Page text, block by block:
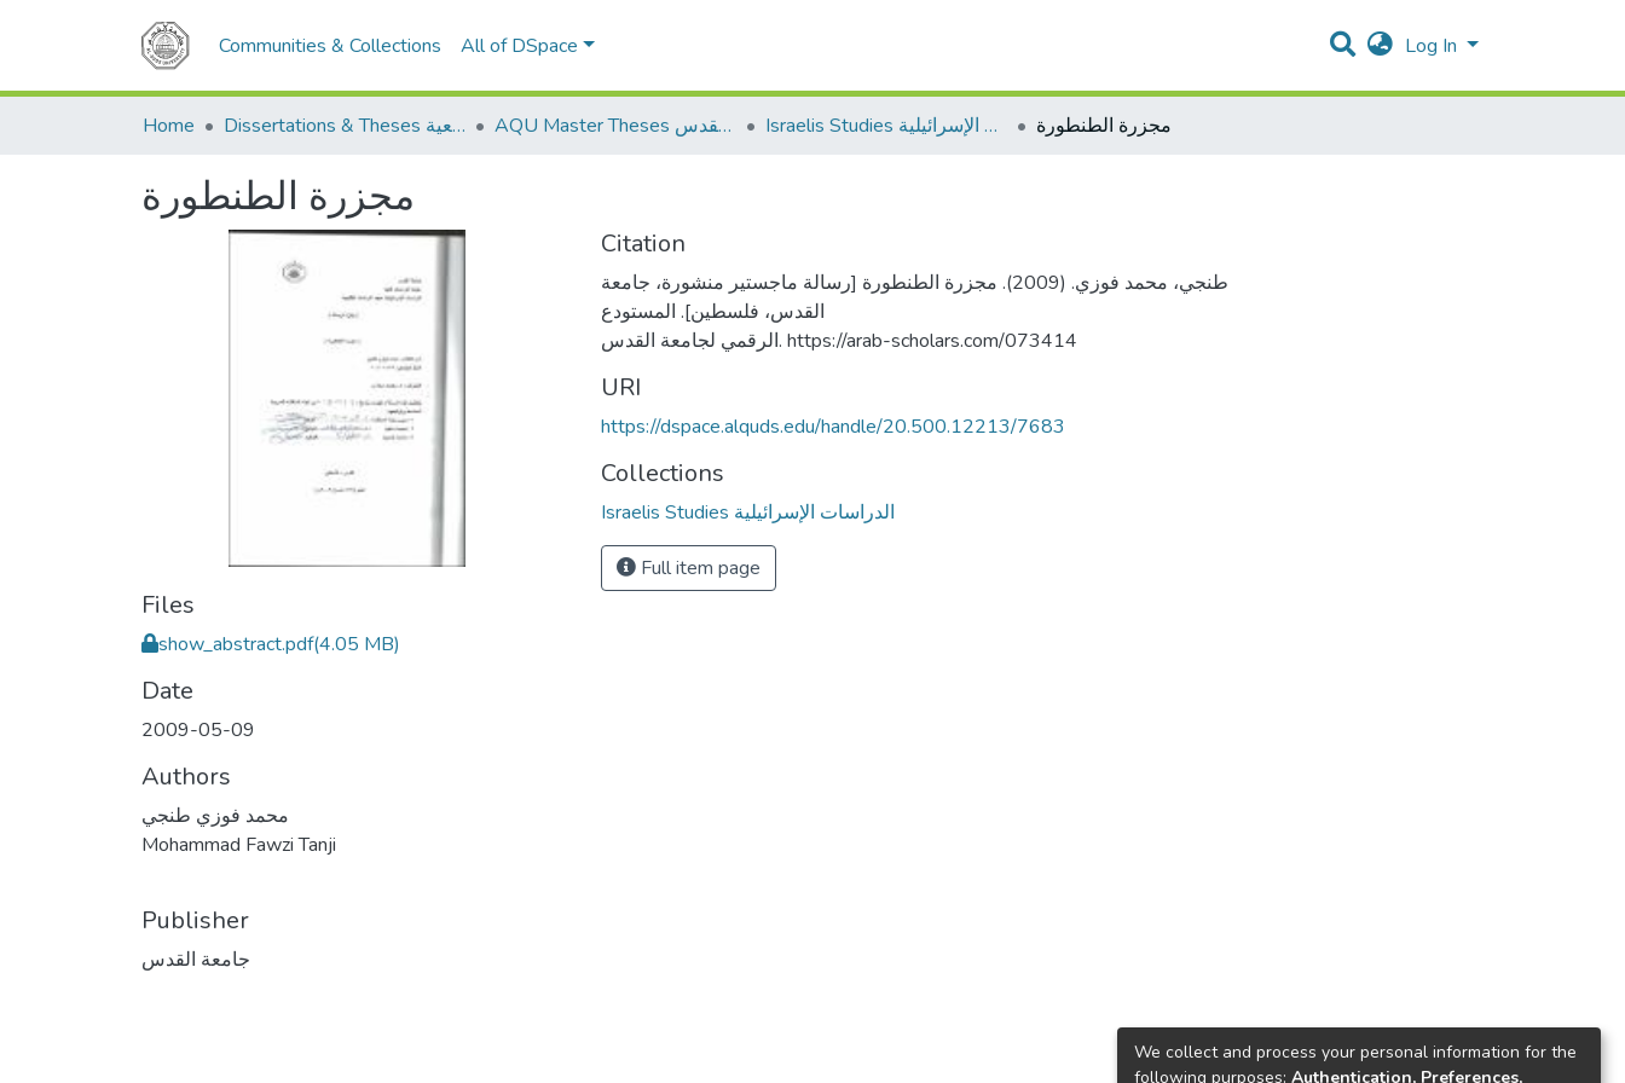
Communities & Collections All of DSpace Log In
Home Dissertations & Theses الرسائل الجامعية AQU Master Theses الرسائل الجامعية الخاصة بجامعة القدس Israelis Studies الدراسات الإسرائيلية مجزرة الطنطورة
مجزرة الطنطورة
Files
show_abstract.pdf(4.05 MB)
Date
2009-05-09
Authors
محمد فوزي طنجي
Mohammad Fawzi Tanji
Publisher
جامعة القدس
Citation
طنجي، محمد فوزي. (2009). مجزرة الطنطورة [رسالة ماجستير منشورة، جامعة
القدس، فلسطين]. المستودع
الرقمي لجامعة القدس. https://arab-scholars.com/073414
URI
https://dspace.alquds.edu/handle/20.500.12213/7683
Collections
Israelis Studies الدراسات الإسرائيلية
Full item page
We collect and process your personal information for the
following purposes: Authentication, Preferences,